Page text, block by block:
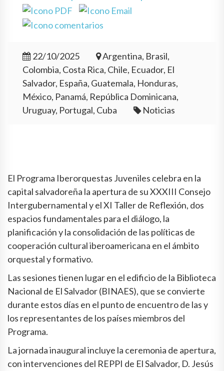
22/10/2025
Argentina, Brasil,
Colombia, Costa Rica, Chile, Ecuador, El
Salvador, España, Guatemala, Honduras,
México, Panamá, República Dominicana,
Uruguay, Portugal, Cuba
Noticias
El Programa Iberorquestas Juveniles celebra en la
capital salvadoreña la apertura de su XXXIII Consejo
Intergubernamental y el XI Taller de Reflexión, dos
espacios fundamentales para el diálogo, la
planificación y la consolidación de las políticas de
cooperación cultural iberoamericana en el ámbito
orquestal y formativo.
Las sesiones tienen lugar en el edificio de la Biblioteca
Nacional de El Salvador (BINAES), que se convierte
durante estos días en el punto de encuentro de las y
los representantes de los países miembros del
Programa.
La jornada inaugural incluye la ceremonia de apertura,
con intervenciones del REPPI de El Salvador, D. Jesús